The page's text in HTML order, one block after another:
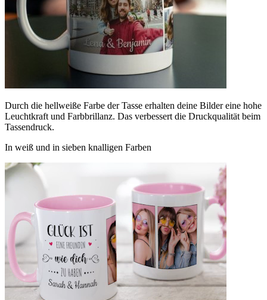
Durch die hellweiße Farbe der Tasse erhalten deine Bilder eine hohe
Leuchtkraft und Farbbrillanz. Das verbessert die Druckqualität beim
Tassendruck.
In weiß und in sieben knalligen Farben